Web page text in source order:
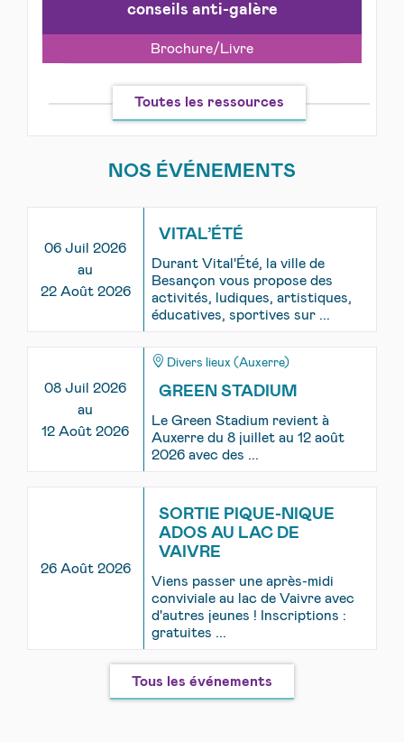
conseils anti-galère
Brochure/Livre
Toutes les ressources
NOS ÉVÉNEMENTS
06 Juil 2026
au
22 Août 2026
VITAL’ÉTÉ
Durant Vital'Été, la ville de
Besançon vous propose des
activités, ludiques, artistiques,
éducatives, sportives sur ...
08 Juil 2026
au
12 Août 2026
Divers lieux (Auxerre)
GREEN STADIUM
Le Green Stadium revient à
Auxerre du 8 juillet au 12 août
2026 avec des ...
26 Août 2026
SORTIE PIQUE-NIQUE
ADOS AU LAC DE
VAIVRE
Viens passer une après-midi
conviviale au lac de Vaivre avec
d'autres jeunes ! Inscriptions :
gratuites ...
Tous les événements